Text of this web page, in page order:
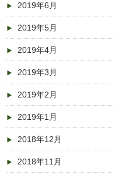
2019年6月
2019年5月
2019年4月
2019年3月
2019年2月
2019年1月
2018年12月
2018年11月